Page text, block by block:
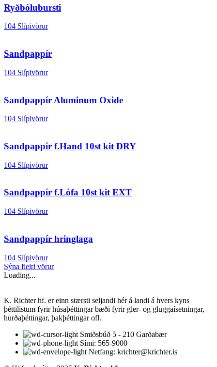
Ryðbólubursti
104 Slípivörur
Sandpappír
104 Slípivörur
Sandpappír Aluminum Oxide
104 Slípivörur
Sandpappír f.Hand 10st kit DRY
104 Slípivörur
Sandpappír f.Lófa 10st kit EXT
104 Slípivörur
Sandpappír hringlaga
104 Slípivörur
Sýna fleiri vörur
Loading...
K. Richter hf. er einn stærsti seljandi hér á landi á hvers kyns
þéttilistum fyrir húsaþéttingar bæði fyrir gler- og gluggaísetningar,
hurðaþéttingar, þakþéttingar ofl.
Smiðsbúð 5 - 210 Garðabær
Sími: 565-9000
Netfang: krichter@krichter.is